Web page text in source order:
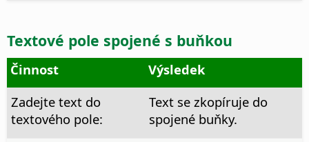
Textové pole spojené s buňkou
Činnost
Výsledek
Zadejte text do
textového pole:
Text se zkopíruje do
spojené buňky.